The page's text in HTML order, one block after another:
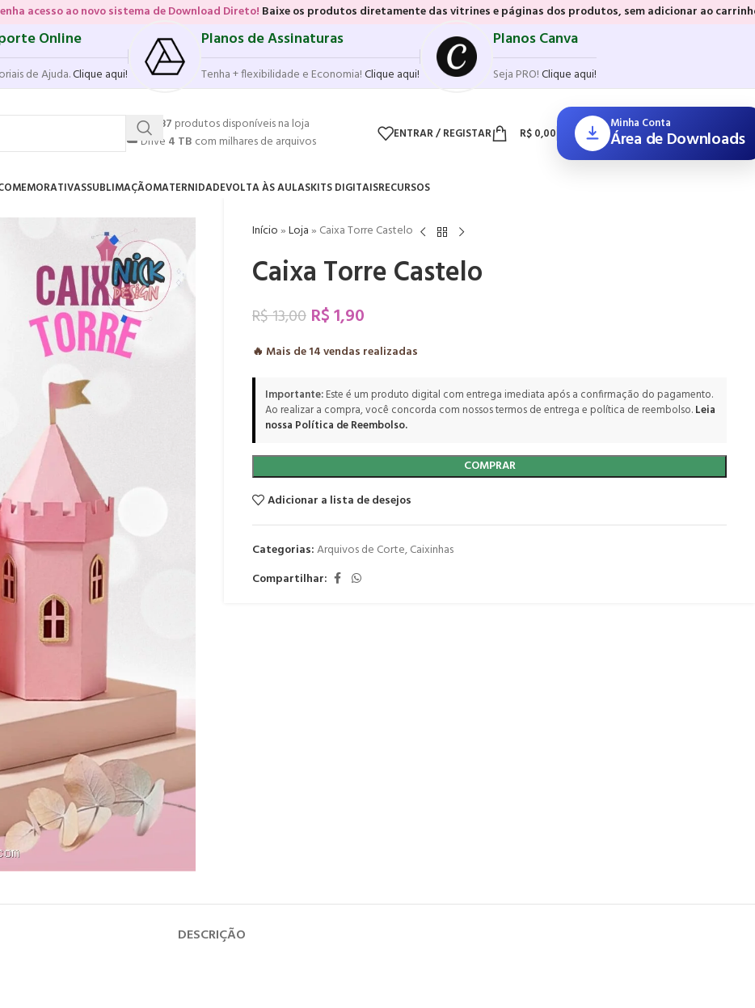
sistema de Download Direto!Baixe os produtos diretamente das vitrines e páginas dos produtos, sem adicionar ao carrinho e sem
Online
de Ajuda.Clique aqui!
Planos de Assinaturas
Tenha + flexibilidade e Economia!Clique aqui!
Planos Canva
Seja PRO!Clique aqui!
💥17.587 produtos disponíveis na loja
☁️ Drive 4 TB com milhares de arquivos ENTRAR / REGISTAR R$0,00
Minha Conta
Área de Downloads
SUBLIMAÇÃOMATERNIDADEVOLTA ÀS AULASKITS DIGITAISRECURSOS
Início»Loja» Caixa Torre Castelo
Caixa Torre Castelo
R$13,00 R$1,90
🔥 Mais de14vendas realizadas
Importante:Este é um produto digital com entrega imediata após a confirmação do pagamento.
Ao realizar a compra, você concorda com nossos termos de entrega e política de reembolso.Leia
nossa Política de Reembolso.
COMPRAR
Adicionar a lista de desejos
Categorias:Arquivos de Corte,Caixinhas
Compartilhar:
DESCRIÇÃO